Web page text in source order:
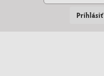
Prihlásiť